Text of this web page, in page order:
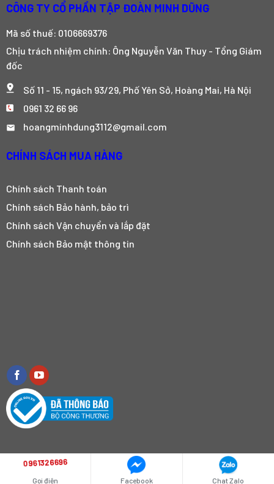
CÔNG TY CỔ PHẦN TẬP ĐOÀN MINH DŨNG
Mã số thuế: 0106669376
Chịu trách nhiệm chính: Ông Nguyễn Văn Thuy - Tổng Giám
đốc
Số 11 - 15, ngách 93/29, Phố Yên Sở, Hoàng Mai, Hà Nội
0961 32 66 96
hoangminhdung3112@gmail.com
CHÍNH SÁCH MUA HÀNG
Chính sách Thanh toán
Chính sách Bảo hành, bảo trì
Chính sách Vận chuyển và lắp đặt
Chính sách Bảo mật thông tin
Copyright 2022 CÔNG TY CỔ PHẦN TẬP ĐOÀN MINH DŨNG
0961326696
Gọi điện Facebook Chat Zalo